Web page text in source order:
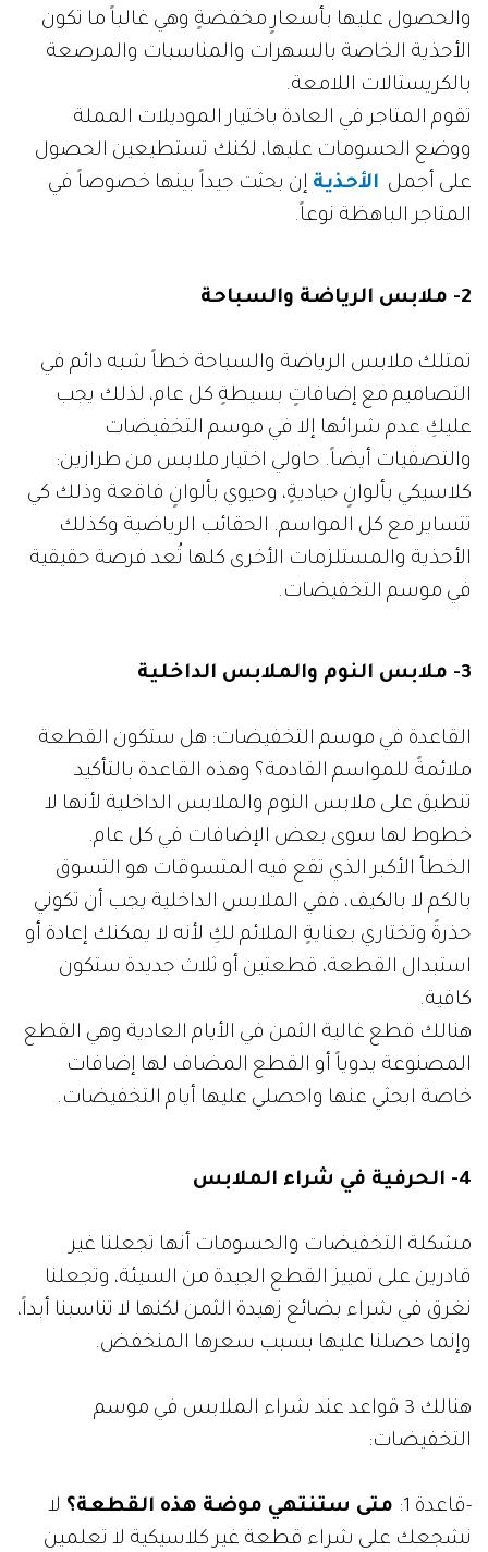
والحصول عليها بأسعارٍ مخفضةٍ وهي غالباً ما تكون
الأحذية الخاصة بالسهرات والمناسبات والمرصعة
بالكريستالات اللامعة.
تقوم المتاجر في العادة باختيار الموديلات المملة
ووضع الحسومات عليها، لكنك تستطيعين الحصول
على أجمل الأحذية إن بحثت جيداً بينها خصوصاً في
المتاجر الباهظة نوعاً.
2- ملابس الرياضة والسباحة
تمتلك ملابس الرياضة والسباحة خطاً شبه دائم في
التصاميم مع إضافاتٍ بسيطةٍ كل عام، لذلك يجب
عليكِ عدم شرائها إلا في موسم التخفيضات
والتصفيات أيضاً. حاولي اختيار ملابس من طرازين:
كلاسيكي بألوانٍ حياديةٍ، وحيوي بألوانٍ فاقعة وذلك كي
تتساير مع كل المواسم. الحقائب الرياضية وكذلك
الأحذية والمستلزمات الأخرى كلها تُعد فرصة حقيقية
في موسم التخفيضات.
3- ملابس النوم والملابس الداخلية
القاعدة في موسم التخفيضات: هل ستكون القطعة
ملائمةً للمواسم القادمة؟ وهذه القاعدة بالتأكيد
تنطبق على ملابس النوم والملابس الداخلية لأنها لا
خطوط لها سوى بعض الإضافات في كل عام.
الخطأ الأكبر الذي تقع فيه المتسوقات هو التسوق
بالكم لا بالكيف، ففي الملابس الداخلية يجب أن تكوني
حذرةً وتختاري بعنايةٍ الملائم لكِ لأنه لا يمكنك إعادة أو
استبدال القطعة، قطعتين أو ثلاث جديدة ستكون
كافية.
هنالك قطع غالية الثمن في الأيام العادية وهي القطع
المصنوعة يدوياً أو القطع المضاف لها إضافات
خاصة ابحثي عنها واحصلي عليها أيام التخفيضات.
4- الحرفية في شراء الملابس
مشكلة التخفيضات والحسومات أنها تجعلنا غير
قادرين على تمييز القطع الجيدة من السيئة، وتجعلنا
نغرق في شراء بضائع زهيدة الثمن لكنها لا تناسبنا أبداً،
وإنما حصلنا عليها بسبب سعرها المنخفض.
هنالك 3 قواعد عند شراء الملابس في موسم
التخفيضات:
-قاعدة 1: متى ستنتهي موضة هذه القطعة؟ لا
نشجعك على شراء قطعة غير كلاسيكية لا تعلمين